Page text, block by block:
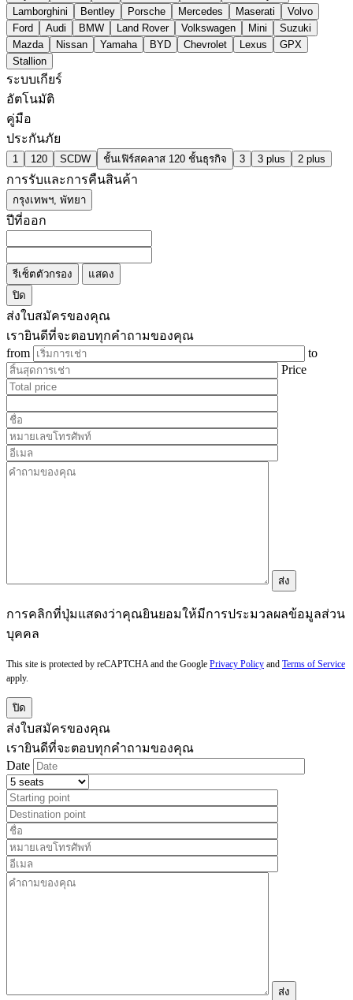
Lamborghini
Bentley Porsche Mercedes Maserati
Volvo
Ford
Audi BMW Land Rover Volkswagen Mini
Suzuki
Mazda
Nissan Yamaha BYD Chevrolet Lexus
GPX
Stallion
ระบบเกียร์
อัตโนมัติ
คู่มือ
ประกันภัย
1 120 SCDW ชั้นเฟิร์สคลาส 120 ชั้นธุรกิจ 3 3 plus 2 plus
การรับและการคืนสินค้า
กรุงเทพฯ, พัทยา
ปีที่ออก
รีเซ็ตตัวกรอง
แสดง
ปิด
ส่งใบสมัครของคุณ
เรายินดีที่จะตอบทุกคำถามของคุณ
from
to
Price
การคลิกที่ปุ่มแสดงว่าคุณยินยอมให้มีการประมวลผลข้อมูลส่วน
บุคคล
This site is protected by reCAPTCHA and the Google Privacy Policy and Terms of Service
apply.
ปิด
ส่งใบสมัครของคุณ
เรายินดีที่จะตอบทุกคำถามของคุณ
Date